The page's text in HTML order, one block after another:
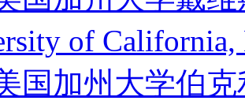
of
国加州大学伯